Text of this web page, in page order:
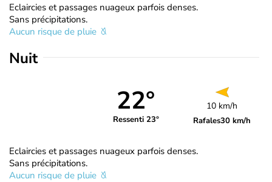
Eclaircies et passages nuageux parfois denses.
Sans précipitations.
Aucun risque de pluie
Nuit
22°
Ressenti 23°
10 km/h
Rafales30 km/h
Eclaircies et passages nuageux parfois denses.
Sans précipitations.
Aucun risque de pluie